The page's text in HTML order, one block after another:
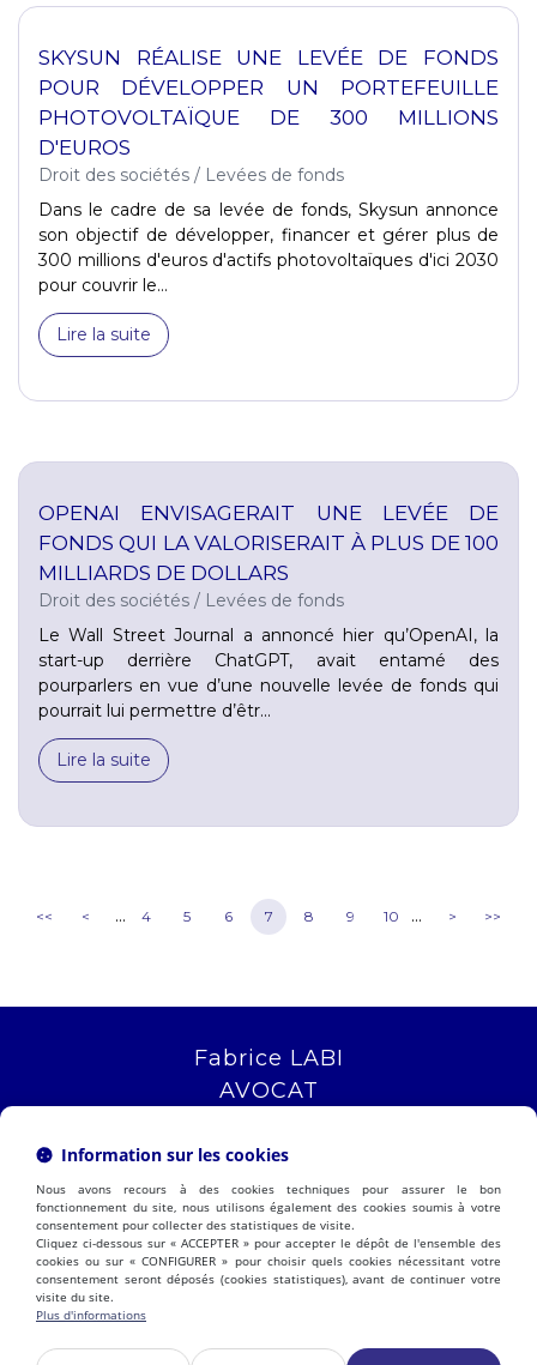
SKYSUN RÉALISE UNE LEVÉE DE FONDS
POUR DÉVELOPPER UN PORTEFEUILLE
PHOTOVOLTAÏQUE DE 300 MILLIONS
D'EUROS
Droit des sociétés / Levées de fonds
Dans le cadre de sa levée de fonds, Skysun annonce
son objectif de développer, financer et gérer plus de
300 millions d'euros d'actifs photovoltaïques d'ici 2030
pour couvrir le...
Lire la suite
OPENAI ENVISAGERAIT UNE LEVÉE DE
FONDS QUI LA VALORISERAIT À PLUS DE 100
MILLIARDS DE DOLLARS
Droit des sociétés / Levées de fonds
Le Wall Street Journal a annoncé hier qu’OpenAI, la
start-up derrière ChatGPT, avait entamé des
pourparlers en vue d’une nouvelle levée de fonds qui
pourrait lui permettre d’êtr...
Lire la suite
<< < ... 4 5 6 7 8 9 10 ... > >>
Fabrice LABI
AVOCAT
13006 MARSEILLE
NOUS LOCALISER
PRÉSENTATION EXPERTISES
ACTUALITÉS
PLAN DU SITE MENTIONS LÉGALES
Information sur les cookies
Nous avons recours à des cookies techniques pour assurer le bon
fonctionnement du site, nous utilisons également des cookies soumis à votre
consentement pour collecter des statistiques de visite.
Cliquez ci-dessous sur « ACCEPTER » pour accepter le dépôt de l'ensemble des
cookies ou sur « CONFIGURER » pour choisir quels cookies nécessitant votre
consentement seront déposés (cookies statistiques), avant de continuer votre
visite du site.
Plus d'informations